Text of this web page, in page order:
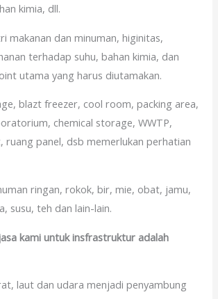
kimia, dll.
makanan dan minuman, higinitas,
terhadap suhu, bahan kimia, dan
utama yang harus diutamakan.
blazt freezer, cool room, packing area,
chemical storage, WWTP,
ruang panel, dsb memerlukan perhatian
ringan, rokok, bir, mie, obat, jamu,
susu, teh dan lain-lain.
kami untuk insfrastruktur adalah
laut dan udara menjadi penyambung